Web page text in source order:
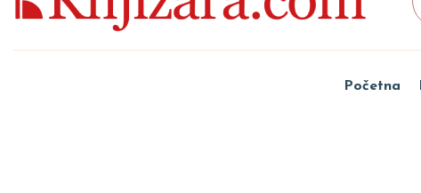
Početna